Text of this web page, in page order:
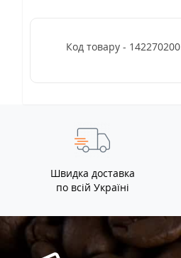
Код товару - 142270200
Швидка доставка
по всій Україні